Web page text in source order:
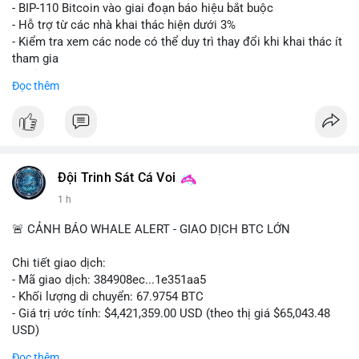
Lời khuyên: Nhà đầu tư nhỏ lẻ nên thận trọng quan sát biến
động thanh khoản trong 24-48 giờ tới. Tránh hành động theo
cảm xúc, hãy chờ xác nhận điểm đến của số BTC này trước khi
điều chỉnh vị thế.
#556btc #36trusd
- BIP-110 Bitcoin vào giai đoạn báo hiệu bắt buộc
- Hỗ trợ từ các nhà khai thác hiện dưới 3%
- Kiểm tra xem các node có thể duy trì thay đổi khi khai thác ít
tham gia
📰 Nguồn: Cointelegraph
Đọc thêm
Đội Trinh Sát Cá Voi
1 h
🚨 CẢNH BÁO WHALE ALERT - GIAO DỊCH BTC LỚN
Chi tiết giao dịch:
- Mã giao dịch: 384908ec...1e351aa5
- Khối lượng di chuyển: 67.9754 BTC
- Giá trị ước tính: $4,421,359.00 USD (theo thị giá $65,043.48
USD)